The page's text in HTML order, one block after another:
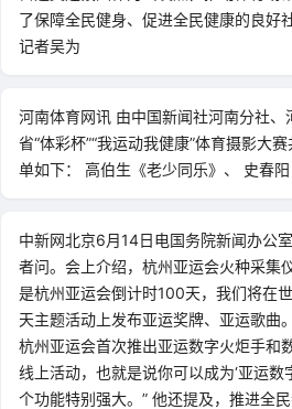
了保障全民健身、促进全民健康的良好
记者吴为
河南体育网讯 由中国新闻社河南分社
省“体彩杯”“我运动我健康”体育摄影大
单如下： 高伯生《老少同乐》、 史春
中新网北京6月14日电国务院新闻办公
者问。会上介绍，杭州亚运会火种采集
是杭州亚运会倒计时100天，我们将在
天主题活动上发布亚运奖牌、亚运歌曲
杭州亚运会首次推出亚运数字火炬手和
线上活动，也就是说你可以成为‘亚运数
个功能特别强大。” 他还提及，推进全